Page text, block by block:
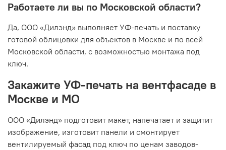
Работаете ли вы по Московской области?
Да, ООО «Дилэнд» выполняет УФ-печать и поставку
готовой облицовки для объектов в Москве и по всей
Московской области, с возможностью монтажа под
ключ.
Закажите УФ-печать на вентфасаде в
Москве и МО
ООО «Дилэнд» подготовит макет, напечатает и защитит
изображение, изготовит панели и смонтирует
вентилируемый фасад под ключ по ценам заводов-